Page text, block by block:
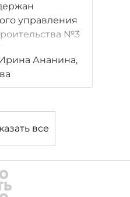
управления
№3
Это шестое
военного
о взятках за
доведенные до
Ананина,
все